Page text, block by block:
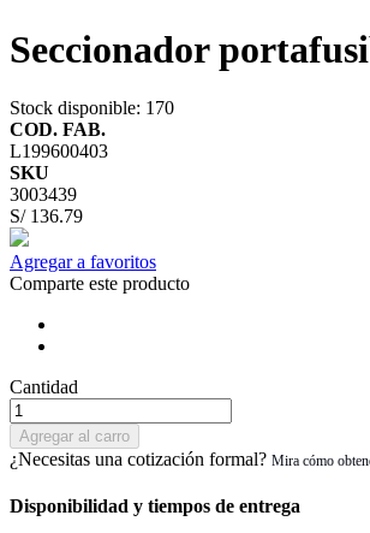
Seccionador
Stock disponible: 170
COD. FAB.
L199600403
SKU
3003439
S/ 136.79
Agregar a favoritos
Comparte este producto
Cantidad
Agregar al carro
¿Necesitas una cotización formal?
Disponibilidad y tiempos de entrega